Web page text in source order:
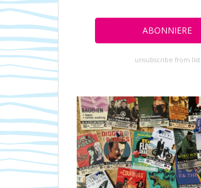
unsubscribe from list